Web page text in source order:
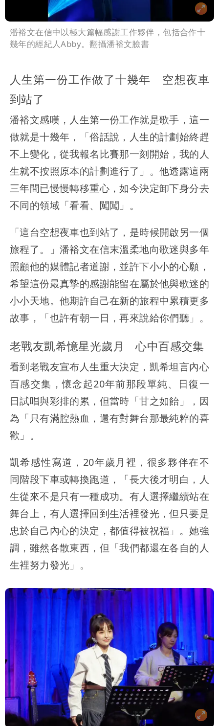
潘裕文在信中以極大篇幅感謝工作夥伴，包括合作十
幾年的經紀人Abby。翻攝潘裕文臉書
人生第一份工作做了十幾年 空想夜車
到站了
潘裕文感嘆，人生第一份工作就是歌手，這一
做就是十幾年，「俗話說，人生的計劃始終趕
不上變化，從我報名比賽那一刻開始，我的人
生就不按照原本的計劃進行了」。他透露這兩
三年間已慢慢轉移重心，如今決定卸下身分去
不同的領域「看看、闖闖」。
「這台空想夜車也到站了，是時候開啟另一個
旅程了。」潘裕文在信末溫柔地向歌迷與多年
照顧他的媒體記者道謝，並許下小小的心願，
希望這份最真摯的感謝能留在屬於他與歌迷的
小小天地。他期許自己在新的旅程中累積更多
故事，「也許有朝一日，再來說給你們聽」。
老戰友凱希憶星光歲月 心中百感交集
看到老戰友宣布人生重大決定，凱希坦言內心
百感交集，懷念起20年前那段單純、日復一
日試唱與彩排的累，但當時「甘之如飴」，因
為「只有滿腔熱血，還有對舞台那最純粹的喜
歡」。
凱希感性寫道，20年歲月裡，很多夥伴在不
同階段下車或轉換跑道，「長大後才明白，人
生從來不是只有一種成功。有人選擇繼續站在
舞台上，有人選擇回到生活裡發光，但只要是
忠於自己內心的決定，都值得被祝福」。她強
調，雖然各散東西，但「我們都還在各自的人
生裡努力發光」。